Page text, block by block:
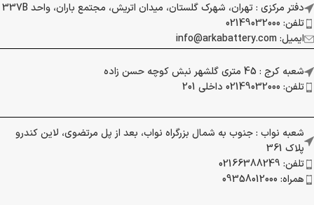
دفتر مرکزی : تهران، شهرک گلستان، میدان اتریش، مجتمع باران، واحد 337B
تلفن: 02149032000
ایمیل: info@arkabattery.com
شعبه کرج : 45 متری گلشهر نبش کوچه حسن زاده
تلفن: 02149032000 داخلی 201
شعبه نواب : جنوب به شمال بزرگراه نواب، بعد از پل مرتضوی، لاین کندرو
پلاک 361
تلفن: 02166388249
همراه: 09358012000